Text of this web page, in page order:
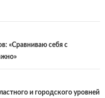
«Сравниваю себя с
и городского уровней